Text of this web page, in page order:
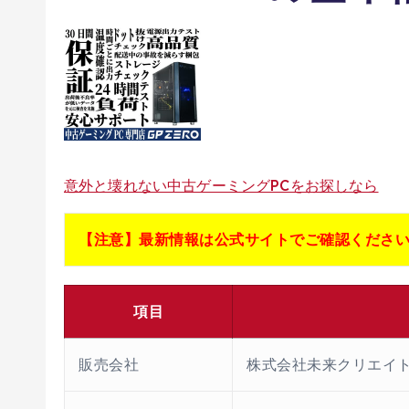
意外と壊れない中古ゲーミングPCをお探しなら
【注意】最新情報は公式サイトでご確認ください
項目
販売会社 株式会社未来クリエイト